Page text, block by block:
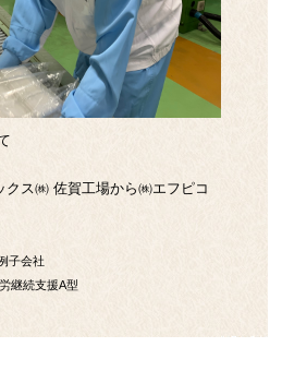
クス㈱ 佐賀工場から㈱エフピコ
子会社
就労継続支援A型